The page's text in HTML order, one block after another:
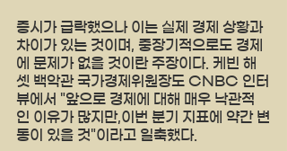
증시가 급락했으나 이는 실제 경제 상황과
차이가 있는 것이며, 중장기적으로도 경제
에 문제가 없을 것이란 주장이다. 케빈 해
셋 백악관 국가경제위원장도 CNBC 인터
뷰에서 "앞으로 경제에 대해 매우 낙관적
인 이유가 많지만,이번 분기 지표에 약간 변
동이 있을 것"이라고 일축했다.